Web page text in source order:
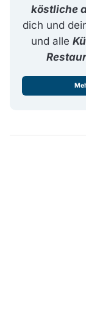
köstliche
dich und
und alle